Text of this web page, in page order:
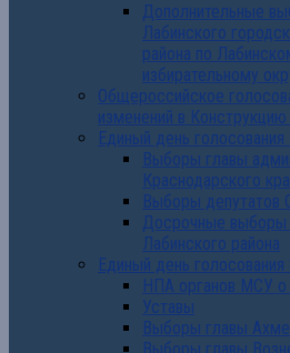
Дополнительные
Лабинского
района по
избирательному
Общероссийское
изменений в
Единый день
Выборы главы
Краснодарского
Выборы депутатов
Досрочные выборы
Лабинского района
Единый день
НПА органов МСУ о
Уставы
Выборы главы